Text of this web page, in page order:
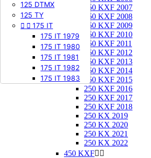
125 DTMX
125 TY
  175 IT
175 IT 1979
175 IT 1980
175 IT 1981
175 IT 1982
175 IT 1983
250 KXF 2007
250 KXF 2008
250 KXF 2009
250 KXF 2010
250 KXF 2011
250 KXF 2012
250 KXF 2013
250 KXF 2014
250 KXF 2015
250 KXF 2016
250 KXF 2017
250 KXF 2018
250 KX 2019
250 KX 2020
250 KX 2021
250 KX 2022
450 KXF 